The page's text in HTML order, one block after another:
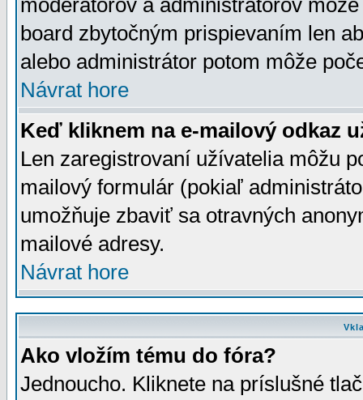
moderátorov a administrátorov
board zbytočným prispievaním len
alebo administrátor potom môže
Návrat hore
Keď kliknem na e-mailový odkaz
Len zaregistrovaní užívatelia môžu
mailový formulár (pokiaľ
umožňuje zbaviť sa otravných
mailové adresy.
Návrat hore
Ako vložím tému do fóra?
Jednoucho. Kliknete na príslušné